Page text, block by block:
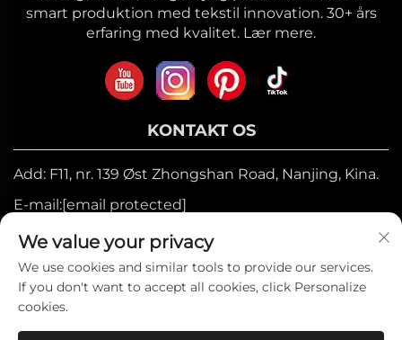
smart produktion med tekstil innovation. 30+ års
erfaring med kvalitet. Lær mere.
KONTAKT OS
Add: F11, nr. 139 Øst Zhongshan Road, Nanjing, Kina.
E-mail:[email protected]
Mobil: +86-17327710449
Tel:+86-025-84573776
Copyright © 2025 af Heniemo Home
We value your privacy
We use cookies and similar tools to provide our services.
If you don't want to accept all cookies, click Personalize
cookies.